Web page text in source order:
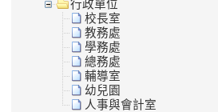
行政單位
校長室
教務處
學務處
總務處
輔導室
幼兒園
人事與會計室